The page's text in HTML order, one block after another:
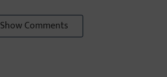
Show Comments